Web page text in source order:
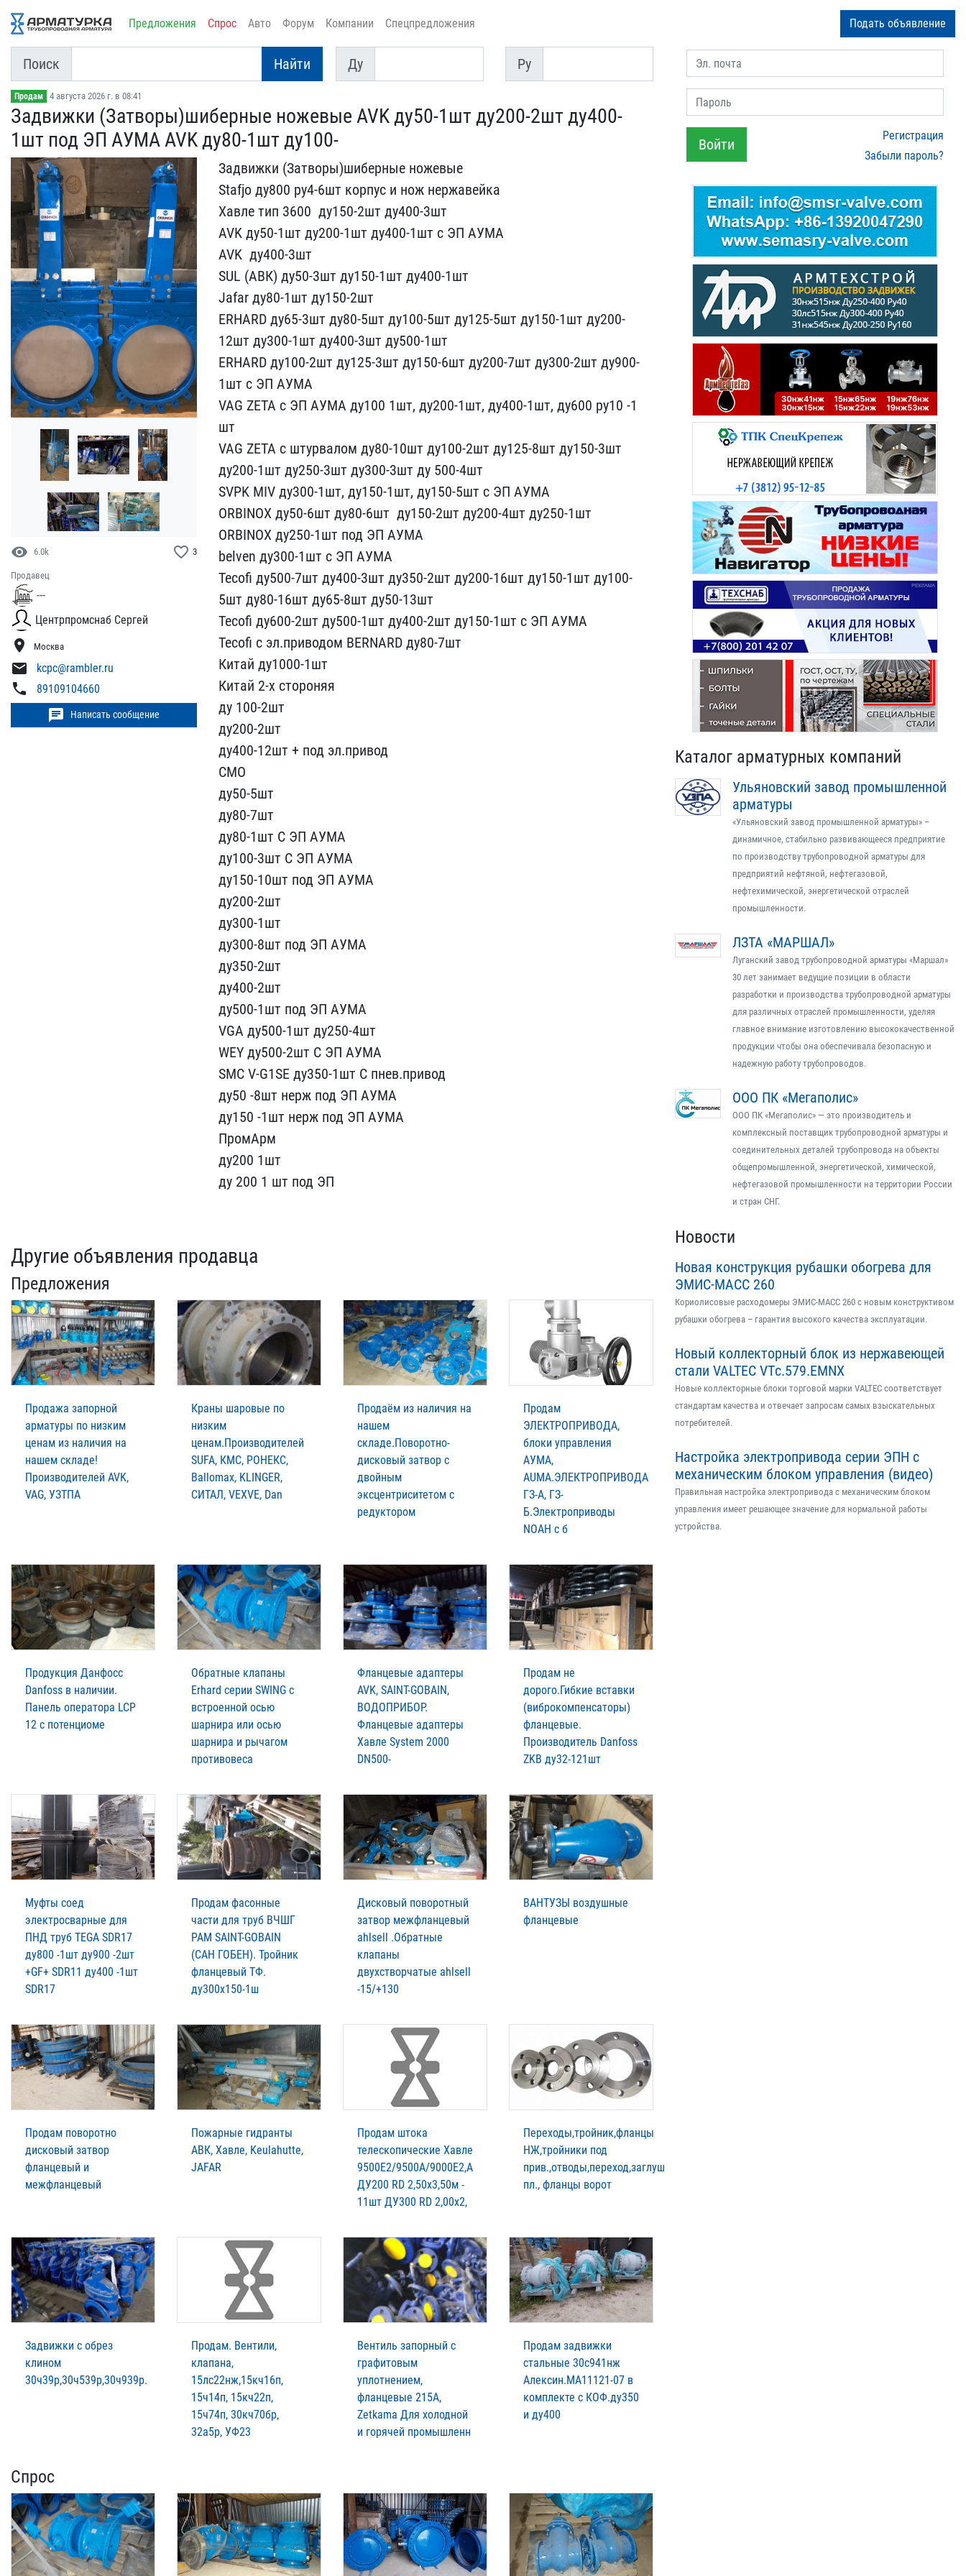
Предложения Спрос Авто Форум Компании Спецпредложения Подать объявление
Поиск Найти
Ду
Ду
Py
Py
Продам 4 августа 2026 г. в 08:41
Задвижки (Затворы)шиберн​ые ножевые AVK ду50-1шт​ ду200-2шт ду400-
1шт под​ ЭП АУМА AVK ду80-1шт ду​100-
visibility 6.0k favorite_border 3
Продавец
---
Центрпромснаб Сергей
location_on Москва
mail kcpc@rambler.ru
phone 89109104660
chat Написать сообщение
Задвижки (Затворы)шиберн​ые ножевые
Stafjo ду800 ​ру4-6шт корпус и нож нер​жавейка
Xавле тип 3600 ​ ду150-2шт ду400-3шт
AV​K ду50-1шт ду200-1шт д​у400-1шт с ЭП АУМА
AVK ​ ду400-3шт
SUL (АВК) ду​50-3шт ду150-1шт ду400-​1шт
Jafar ду80-1шт ду150​-2шт
ERHARD ду65-3шт ду8​0-5шт ду100-5шт ду125-5ш​т ду150-1шт ду200-
12шт ​ду300-1шт ду400-3шт ду50​0-1шт
ERHARD ду100-2шт д​у125-3шт ду150-6шт ду200​-7шт ду300-2шт ду900-
1шт​ с ЭП АУМА
VAG ZETA с ​ЭП АУМА ду100 1шт, ду20​0-1шт, ду400-1шт, ду600 ​ру10 -1
шт
VAG ZETA с шт​урвалом ду80-10шт ду100-​2шт ду125-8шт ду150-3шт ​
ду200-1шт ду250-3шт ду30​0-3шт ду 500-4шт
SVPK M​IV ду300-1шт, ду150-1шт,​ ду150-5шт с ЭП АУМА
OR​BINOX ду50-6шт ду80-6шт ​ ду150-2шт ду200-4шт ду2​50-1шт
ORBINOX ду250-1ш​т под ЭП АУМА
belven ду3​00-1шт с ЭП АУМА
Tecofi ​ду500-7шт ду400-3шт ду35​0-2шт ду200-16шт ду150​-1шт ду100-
5шт ду80-16шт​ ду65-8шт ду50-13шт
Teco​fi ду600-2шт ду500-1шт д​у400-2шт ду150-1шт с ЭП ​АУМА
Tecofi с эл.приводо​м BERNARD ду80-7шт
Кита​й ду1000-1шт
Китай 2-х с​тороняя
ду 100-2шт
ду200​-2шт
ду400-12шт + под эл​.привод
СМО
ду50-5шт
д​у80-7шт
ду80-1шт С ЭП АУ​МА
ду100-3шт С ЭП АУМА
д​у150-10шт под ЭП АУМА
ду​200-2шт
ду300-1шт
ду300-​8шт под ЭП АУМА
ду350-2ш​т
ду400-2шт
ду500-1шт по​д ЭП АУМА
VGA ду500-1шт ​ду250-4шт
WEY ду500-2шт ​С ЭП АУМА
SMC V-G1SE ду3​50-1шт С пнев.привод
ду5​0 -8шт нерж под ЭП АУМА
​ду150 -1шт нерж под ЭП А​УМА
ПромАрм
ду200 1шт
ду​ 200 1 шт под ЭП
Другие объявления продавца
Предложения
Продажа запорной
арматуры по низким
ценам из наличия на
нашем складе!
Производителей AVK,
VAG, УЗТПА
Краны шаровые по
низким
ценам.Производителей
SUFA, КМС, РОНЕКС,
Ballomax, KLINGER,
СИТАЛ, VEXVE, Dan
Продаём из наличия на
нашем
складе.Поворотно-
дисковый затвор с
двойным
эксцентриситетом с
редуктором
Продам
ЭЛЕКТРОПРИВОДА,
блоки управления
АУМА,
AUMA.ЭЛЕКТРОПРИВОДА
ГЗ-А, ГЗ-
Б.Электроприводы
NOAH c б
Продукция Данфосс
Danfoss в наличии.
Панель оператора LCP
12 с потенциоме
Обратные клапаны
Erhard серии SWING с
встроенной осью
шарнира или осью
шарнира и рычагом
противовеса
Фланцевые адаптеры
AVK, SAINT-GOBAIN,
ВОДОПРИБОР.
Фланцевые адаптеры
Xавле System 2000
DN500-
Продам не
дорого.Гибкие вставки
(виброкомпенсаторы)
фланцевые.
Производитель Danfoss
ZKB ду32-121шт
Муфты соед
электросварные для
ПНД труб TEGA SDR17
ду800 -1шт ду900 -2шт
+GF+ SDR11 ду400 -1шт
SDR17
Продам фасонные
части для труб ВЧШГ
РАМ SAINT-GOBAIN
(САН ГОБЕН). Тройник
фланцевый ТФ.
ду300х150-1ш
Дисковый поворотный
затвор межфланцевый
ahlsell .Обратные
клапаны
двухстворчатые ahlsell
-15/+130
ВАНТУЗЫ воздушные
фланцевые
Продам поворотно
дисковый затвор
фланцевый и
межфланцевый
Пожарные гидранты
АВК, Хавле, Keulahutte,
JAFAR
Продам штока
телескопические Хавле
9500Е2/9500А/9000Е2,А
ДУ200 RD 2,50х3,50м -
11шт ДУ300 RD 2,00х2,
Переходы,тройник,фланцы
НЖ,тройники под
прив.,отводы,переход,заглушки,днище,фланцы
пл., фланцы ворот
Задвижки с обрез
клином
30ч39р,30ч539р,30ч939р.
Продам. Вентили,
клапана,
15лс22нж,15кч16п,
15ч14п, 15кч22п,
15ч74п, 30кч70бр,
32а5р, УФ23
Вентиль запорный с
графитовым
уплотнением,
фланцевые 215A,
Zetkama Для холодной
и горячей промышленн
Продам задвижки
стальные 30с941нж
Алексин.МА11121-07 в
комплекте с КОФ.ду350
и ду400
Спрос
Эл. почта
Пароль
Войти
Регистрация
Забыли пароль?
Каталог арматурных компаний
Ульяновский завод промышленной
арматуры
«Ульяновский завод промышленной арматуры» –
динамичное, стабильно развивающееся предприятие
по производству трубопроводной арматуры для
предприятий нефтяной, нефтегазовой,
нефтехимической, энергетической отраслей
промышленности.
ЛЗТА «МАРШАЛ»
Луганский завод трубопроводной арматуры «Маршал»
30 лет занимает ведущие позиции в области
разработки и производства трубопроводной арматуры
для различных отраслей промышленности, уделяя
главное внимание изготовлению высококачественной
продукции чтобы она обеспечивала безопасную и
надежную работу трубопроводов.
ООО ПК «Мегаполис»
ООО ПК «Мегаполис» — это производитель и
комплексный поставщик трубопроводной арматуры и
соединительных деталей трубопровода на объекты
общепромышленной, энергетической, химической,
нефтегазовой промышленности на территории России
и стран СНГ.
Новости
Новая конструкция рубашки обогрева для
ЭМИС-МАСС 260
Кориолисовые расходомеры ЭМИС-МАСС 260 с новым конструктивом
рубашки обогрева – гарантия высокого качества эксплуатации.
Новый коллекторный блок из нержавеющей
стали VALTEC VTс.579.EMNX
Новые коллекторные блоки торговой марки VALTEC соответствует
стандартам качества и отвечает запросам самых взыскательных
потребителей.
Настройка электропривода серии ЭПН с
механическим блоком управления (видео)
Правильная настройка электропривода с механическим блоком
управления имеет решающее значение для нормальной работы
устройства.